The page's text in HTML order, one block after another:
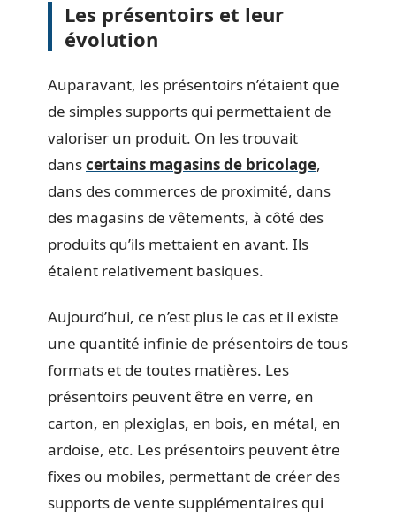
Les présentoirs et leur
évolution
Auparavant, les présentoirs n’étaient que
de simples supports qui permettaient de
valoriser un produit. On les trouvait
danscertains magasins de bricolage,
dans des commerces de proximité, dans
des magasins de vêtements, à côté des
produits qu’ils mettaient en avant. Ils
étaient relativement basiques.
Aujourd’hui, ce n’est plus le cas et il existe
une quantité infinie de présentoirs de tous
formats et de toutes matières. Les
présentoirs peuvent être en verre, en
carton, en plexiglas, en bois, en métal, en
ardoise, etc. Les présentoirs peuvent être
fixes ou mobiles, permettant de créer des
supports de vente supplémentaires qui